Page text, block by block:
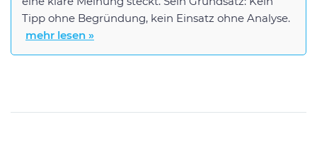
Tipp ohne Begründung, kein Einsatz ohne Analyse.
mehr lesen »